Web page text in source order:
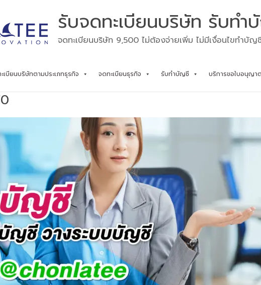
รับจดทะเบียนบริษัท รับท
จดทะเบียนบริษัท 9,500 ไม่ต้องจ่ายเพิ่ม ไม่มีเงื่อนไขทำบั
เบียนบริษัทตามประเภทธุรกิจ จดทะเบียนธุรกิจ รับทำบัญชี บริการขอใบอนุญาต